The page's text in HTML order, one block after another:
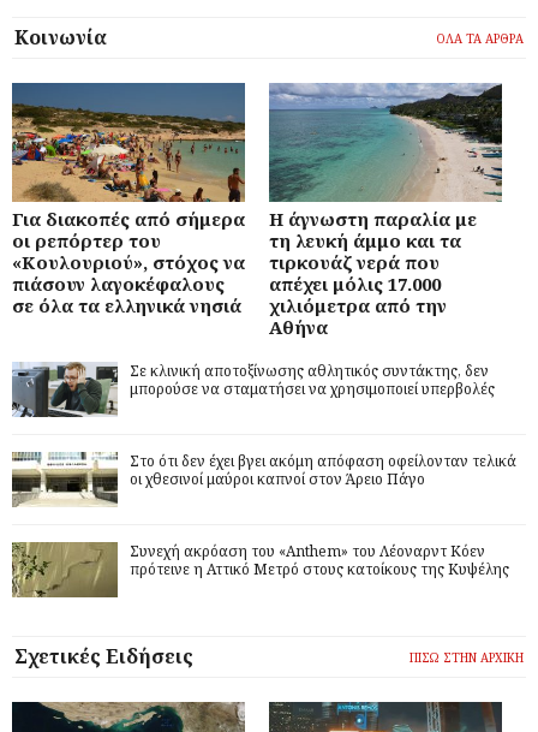
Κοινωνία ΟΛΑ ΤΑ ΑΡΘΡΑ
Για διακοπές από σήμερα
οι ρεπόρτερ του
«Κουλουριού», στόχος να
πιάσουν λαγοκέφαλους
σε όλα τα ελληνικά νησιά
Η άγνωστη παραλία με
τη λευκή άμμο και τα
τιρκουάζ νερά που
απέχει μόλις 17.000
χιλιόμετρα από την
Αθήνα
Σε κλινική αποτοξίνωσης αθλητικός συντάκτης, δεν
μπορούσε να σταματήσει να χρησιμοποιεί υπερβολές
Στο ότι δεν έχει βγει ακόμη απόφαση οφείλονταν τελικά
οι χθεσινοί μαύροι καπνοί στον Άρειο Πάγο
Συνεχή ακρόαση του «Anthem» του Λέοναρντ Κόεν
πρότεινε η Αττικό Μετρό στους κατοίκους της Κυψέλης
Σχετικές Ειδήσεις ΠΙΣΩ ΣΤΗΝ ΑΡΧΙΚΗ